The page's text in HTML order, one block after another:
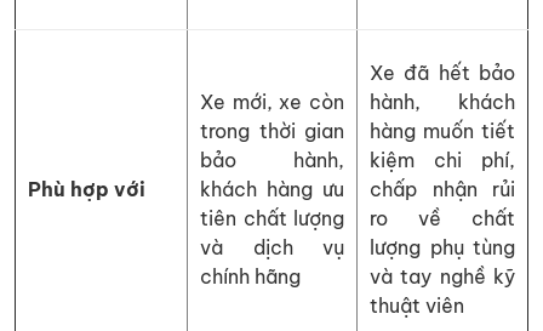
Phù hợp với
Xe mới, xe còn
trong thời gian
bảo hành,
khách hàng ưu
tiên chất lượng
và dịch vụ
chính hãng
Xe đã hết bảo
hành, khách
hàng muốn tiết
kiệm chi phí,
chấp nhận rủi
ro về chất
lượng phụ tùng
và tay nghề kỹ
thuật viên